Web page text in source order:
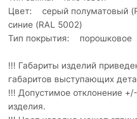
Цвет: cерый полуматовый
синие (RAL 5002)
Тип покрытия: порошковое
!!! Габариты изделий
габаритов выступающих
!!! Допустимое отклонение
изделия.